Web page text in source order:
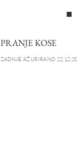
PRANJE KOSE
ZADNJE AŽURIRANO